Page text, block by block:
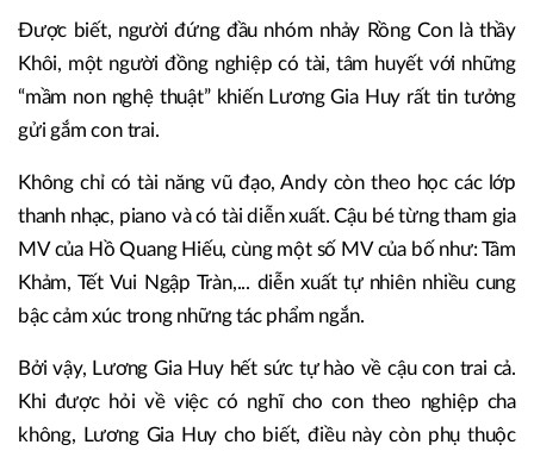
Được biết, người đứng đầu nhóm nhảy Rồng Con là thầy
Khôi, một người đồng nghiệp có tài, tâm huyết với những
“mầm non nghệ thuật” khiến Lương Gia Huy rất tin tưởng
gửi gắm con trai.
Không chỉ có tài năng vũ đạo, Andy còn theo học các lớp
thanh nhạc, piano và có tài diễn xuất. Cậu bé từng tham gia
MV của Hồ Quang Hiếu, cùng một số MV của bố như: Tâm
Khảm, Tết Vui Ngập Tràn,... diễn xuất tự nhiên nhiều cung
bậc cảm xúc trong những tác phẩm ngắn.
Bởi vậy, Lương Gia Huy hết sức tự hào về cậu con trai cả.
Khi được hỏi về việc có nghĩ cho con theo nghiệp cha
không, Lương Gia Huy cho biết, điều này còn phụ thuộc